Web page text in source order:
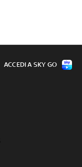
ACCEDI A SKY GO